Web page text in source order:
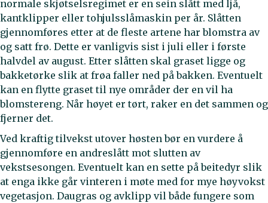
normale skjøtselsregimet er en sein slått med ljå,
kantklipper eller tohjulsslåmaskin per år. Slåtten
gjennomføres etter at de fleste artene har blomstra av
og satt frø. Dette er vanligvis sist i juli eller i første
halvdel av august. Etter slåtten skal graset ligge og
bakketørke slik at frøa faller ned på bakken. Eventuelt
kan en flytte graset til nye områder der en vil ha
blomstereng. Når høyet er tørt, raker en det sammen og
fjerner det.
Ved kraftig tilvekst utover høsten bør en vurdere å
gjennomføre en andreslått mot slutten av
vekstsesongen. Eventuelt kan en sette på beitedyr slik
at enga ikke går vinteren i møte med for mye høyvokst
vegetasjon. Daugras og avklipp vil både fungere som